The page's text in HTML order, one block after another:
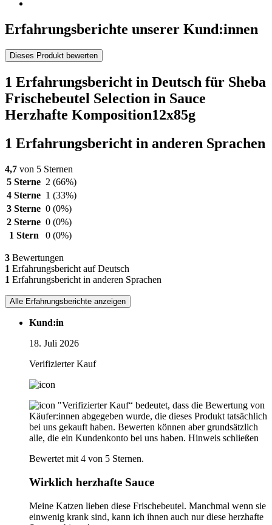
Erfahrungsberichte unserer Kund:innen
Dieses Produkt bewerten
1 Erfahrungsbericht in Deutsch für Sheba
Frischebeutel Selection in Sauce
Herzhafte Komposition12x85g
1 Erfahrungsbericht in anderen Sprachen
4,7 von 5 Sternen
5 Sterne 2 (66%)
4 Sterne 1 (33%)
3 Sterne 0 (0%)
2 Sterne 0 (0%)
1 Stern
0 (0%)
3 Bewertungen
1 Erfahrungsbericht auf Deutsch
1 Erfahrungsbericht in anderen Sprachen
Alle Erfahrungsberichte anzeigen
Kund:in
18. Juli 2026
Verifizierter Kauf
"Verifizierter Kauf“ bedeutet, dass die Bewertung von
Käufer:innen abgegeben wurde, die dieses Produkt tatsächlich
bei uns gekauft haben. Bewerten können aber grundsätzlich
alle, die ein Kundenkonto bei uns haben. Hinweis schließen
Bewertet mit 4 von 5 Sternen.
Wirklich herzhafte Sauce
Meine Katzen lieben diese Frischebeutel. Manchmal wenn sie
einwenig krank sind, kann ich ihnen auch nur diese herzhafte